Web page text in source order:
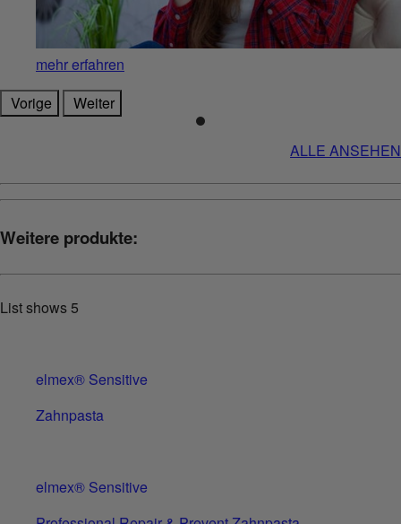
mehr erfahren
Vorige
Weiter
ALLE ANSEHEN
Weitere produkte:
List shows5
elmex® Sensitive
Zahnpasta
elmex® Sensitive